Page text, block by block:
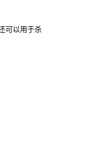
可以用于杀